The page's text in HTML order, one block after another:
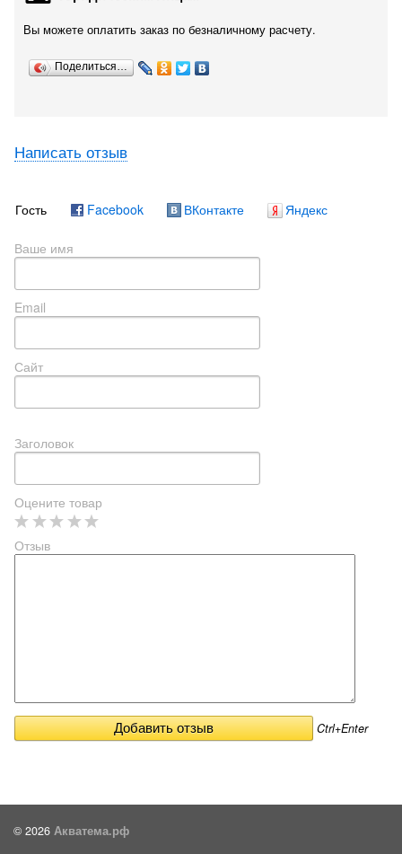
Вы можете оплатить заказ по безналичному расчету.
Поделиться…
Написать отзыв
Гость Facebook ВКонтакте Яндекс
Ваше имя
Email
Сайт
Заголовок
Оцените товар
Отзыв
Ctrl+Enter
© 2026 Акватема.рф